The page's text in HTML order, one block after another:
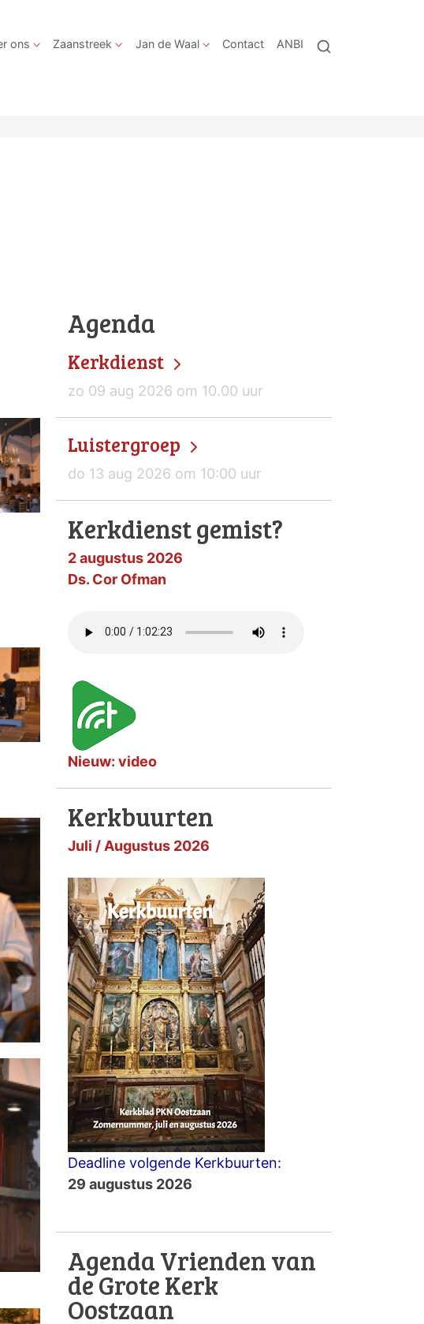
ons Zaanstreek Jan de Waal Contact ANBI
Agenda
Kerkdienst
zo 09 aug 2026 om 10.00 uur
Luistergroep
do 13 aug 2026 om 10:00 uur
Kerkdienst gemist?
2 augustus 2026
Ds. Cor Ofman
Nieuw: video
Kerkbuurten
Juli / Augustus 2026
Deadline volgende Kerkbuurten:
29 augustus 2026
Agenda Vrienden van
de Grote Kerk
Oostzaan